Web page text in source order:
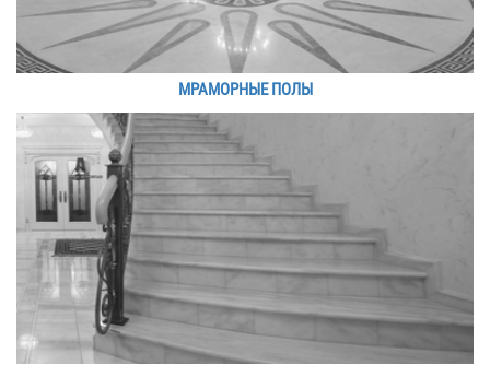
МРАМОРНЫЕ ПОЛЫ